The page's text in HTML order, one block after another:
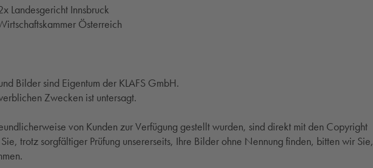
Landesgericht Innsbruck
Österreich
Bilder sind Eigentum der KLAFS GmbH.
Zwecken ist untersagt.
von Kunden zur Verfügung gestellt wurden, sind direkt mit den Copyright
trotz sorgfältiger Prüfung unsererseits, Ihre Bilder ohne Nennung finden, bitten wir Sie,